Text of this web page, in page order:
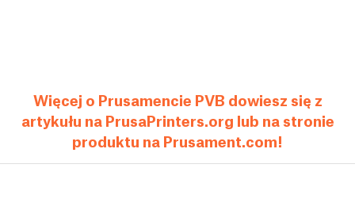
Więcej o Prusamencie PVB dowiesz się z
artykułu na PrusaPrinters.org lub na stronie
produktu na Prusament.com!